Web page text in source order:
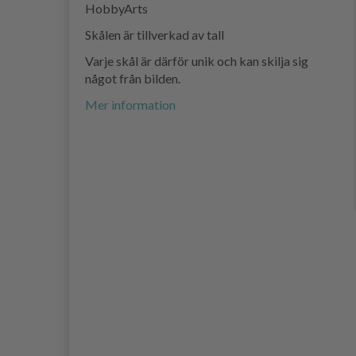
HobbyArts
Skålen är tillverkad av tall
Varje skål är därför unik och kan skilja sig
något från bilden.
Mer information